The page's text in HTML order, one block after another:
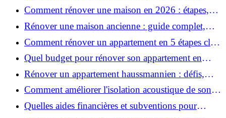
Comment rénover une maison en 2026 : étapes,
coûts et conseils ?
Rénover une maison ancienne : guide complet,
étapes, budget et astuces
Comment rénover un appartement en 5 étapes clés
?
Quel budget pour rénover son appartement en
2026 ?
Rénover un appartement haussmannien : défis,
conseils pratiques et estimation des prix
Comment améliorer l'isolation acoustique de son
appartement ?
Quelles aides financières et subventions pour